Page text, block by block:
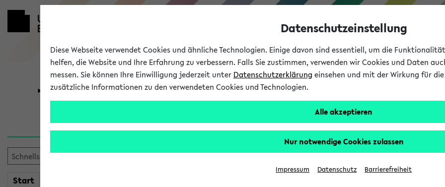
Universität Forschung Studium
Start
Alle Lehrenden
Datenschutzeinstellung
Diese Webseite verwendet Cookies und ähnliche Technologien. Einige davon sind essentiell, um die
helfen, die Website und Ihre Erfahrung zu verbessern. Falls Sie zustimmen, verwenden wir Cookies und Daten
messen. Sie können Ihre Einwilligung jederzeit unter Datenschutzerklärung einsehen und mit der Wirkung für
zusätzliche Informationen zu den verwendeten Cookies und Technologien.
Alle akzeptieren
Nur notwendige Cookies zulassen
Impressum Datenschutz Barrierefreiheit